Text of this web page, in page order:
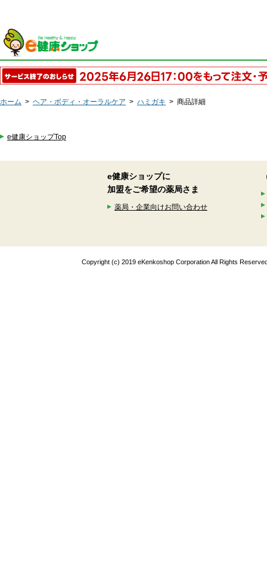
ホーム > ヘア・ボディ・オーラルケア > ハミガキ > 商品詳細
e健康ショップTop
e健康ショップに
加盟をご希望の薬局さま
薬局・企業向けお問い合わせ
Copyright (c) 2019 eKenkoshop Corporation All Rights